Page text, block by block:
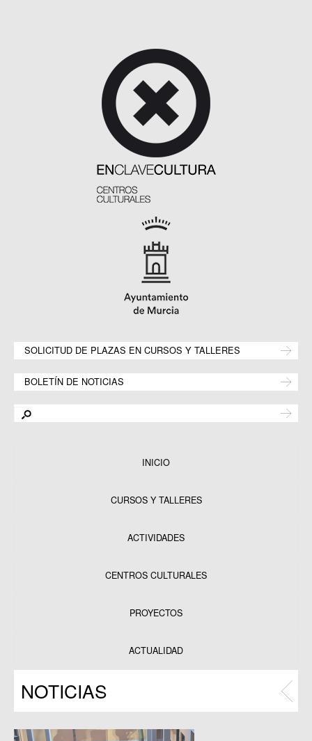
SOLICITUD DE PLAZAS EN CURSOS Y TALLERES
BOLETÍN DE NOTICIAS
INICIO
CURSOS Y TALLERES
ACTIVIDADES
CENTROS CULTURALES
PROYECTOS
Programas
ACTUALIDAD
NOTICIAS